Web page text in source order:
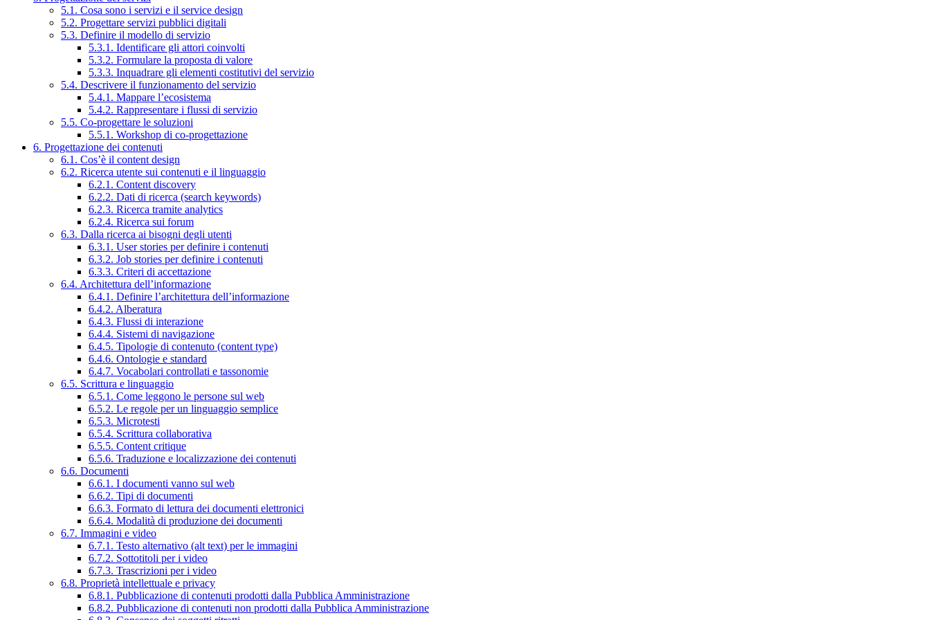
5.1. Cosa sono i servizi e il service design
5.2. Progettare servizi pubblici digitali
5.3. Definire il modello di servizio
5.3.1. Identificare gli attori coinvolti
5.3.2. Formulare la proposta di valore
5.3.3. Inquadrare gli elementi costitutivi del servizio
5.4. Descrivere il funzionamento del servizio
5.4.1. Mappare l’ecosistema
5.4.2. Rappresentare i flussi di servizio
5.5. Co-progettare le soluzioni
5.5.1. Workshop di co-progettazione
6. Progettazione dei contenuti
6.1. Cos’è il content design
6.2. Ricerca utente sui contenuti e il linguaggio
6.2.1. Content discovery
6.2.2. Dati di ricerca (search keywords)
6.2.3. Ricerca tramite analytics
6.2.4. Ricerca sui forum
6.3. Dalla ricerca ai bisogni degli utenti
6.3.1. User stories per definire i contenuti
6.3.2. Job stories per definire i contenuti
6.3.3. Criteri di accettazione
6.4. Architettura dell’informazione
6.4.1. Definire l’architettura dell’informazione
6.4.2. Alberatura
6.4.3. Flussi di interazione
6.4.4. Sistemi di navigazione
6.4.5. Tipologie di contenuto (content type)
6.4.6. Ontologie e standard
6.4.7. Vocabolari controllati e tassonomie
6.5. Scrittura e linguaggio
6.5.1. Come leggono le persone sul web
6.5.2. Le regole per un linguaggio semplice
6.5.3. Microtesti
6.5.4. Scrittura collaborativa
6.5.5. Content critique
6.5.6. Traduzione e localizzazione dei contenuti
6.6. Documenti
6.6.1. I documenti vanno sul web
6.6.2. Tipi di documenti
6.6.3. Formato di lettura dei documenti elettronici
6.6.4. Modalità di produzione dei documenti
6.7. Immagini e video
6.7.1. Testo alternativo (alt text) per le immagini
6.7.2. Sottotitoli per i video
6.7.3. Trascrizioni per i video
6.8. Proprietà intellettuale e privacy
6.8.1. Pubblicazione di contenuti prodotti dalla Pubblica Amministrazione
6.8.2. Pubblicazione di contenuti non prodotti dalla Pubblica Amministrazione